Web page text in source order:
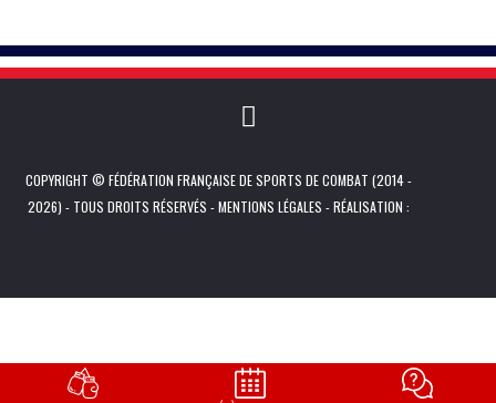
COPYRIGHT © FÉDÉRATION FRANÇAISE DE SPORTS DE COMBAT (2014 -
2026) - TOUS DROITS RÉSERVÉS -MENTIONS LÉGALES - RÉALISATION :